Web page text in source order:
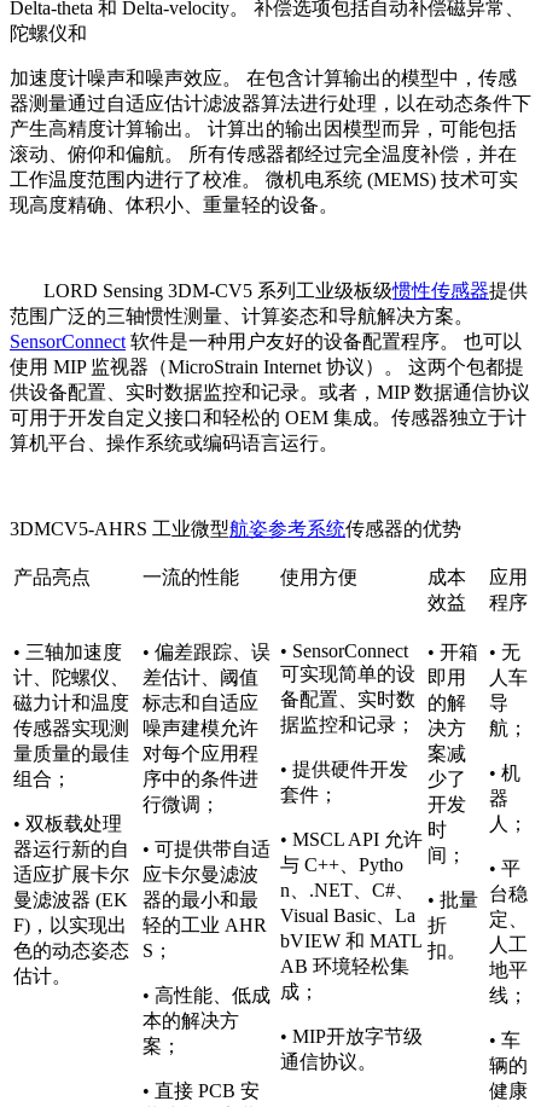
Delta-theta 和 Delta-velocity。 补偿选项包括自动补偿磁异常、
陀螺仪和
加速度计噪声和噪声效应。 在包含计算输出的模型中，传感
器测量通过自适应估计滤波器算法进行处理，以在动态条件下
产生高精度计算输出。 计算出的输出因模型而异，可能包括
滚动、俯仰和偏航。 所有传感器都经过完全温度补偿，并在
工作温度范围内进行了校准。 微机电系统 (MEMS) 技术可实
现高度精确、体积小、重量轻的设备。
LORD Sensing 3DM-CV5 系列工业级板级惯性传感器提供
范围广泛的三轴惯性测量、计算姿态和导航解决方案。
SensorConnect 软件是一种用户友好的设备配置程序。 也可以
使用 MIP 监视器（MicroStrain Internet 协议）。 这两个包都提
供设备配置、实时数据监控和记录。或者，MIP 数据通信协议
可用于开发自定义接口和轻松的 OEM 集成。传感器独立于计
算机平台、操作系统或编码语言运行。
3DMCV5-AHRS 工业微型航姿参考系统传感器的优势
产品亮点 一流的性能 使用方便
成本
效益
应用
程序
• 三轴加速度
计、陀螺仪、
磁力计和温度
传感器实现测
量质量的最佳
组合；
• 双板载处理
器运行新的自
适应扩展卡尔
曼滤波器 (EK
F)，以实现出
色的动态姿态
估计。
• 偏差跟踪、误
差估计、阈值
标志和自适应
噪声建模允许
对每个应用程
序中的条件进
行微调；
• 可提供带自适
应卡尔曼滤波
器的最小和最
轻的工业 AHR
S；
• 高性能、低成
本的解决方
案；
• 直接 PCB 安
• SensorConnect
可实现简单的设
备配置、实时数
据监控和记录；
• 提供硬件开发
套件；
• MSCL API 允许
与 C++、Pytho
n、.NET、C#、
Visual Basic、La
bVIEW 和 MATL
AB 环境轻松集
成；
• MIP开放字节级
通信协议。
• 开箱
即用
的解
决方
案减
少了
开发
时
间；
• 批量
折
扣。
• 无
人车
导
航；
• 机
器
人；
• 平
台稳
定、
人工
地平
线；
• 车
辆的
健康